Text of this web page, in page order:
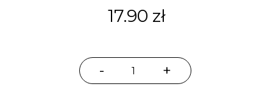
17.90 zł
-
ilość
+